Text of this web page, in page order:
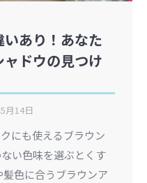
あり！あなた
ドウの見つけ
月14日
にも使えるブラウン
い色味を選ぶとくす
色に合うブラウンア